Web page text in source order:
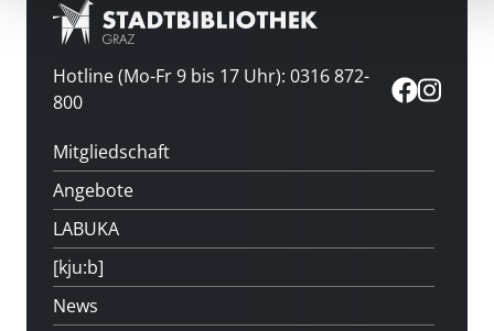
Hotline (Mo-Fr 9 bis 17 Uhr): 0316 872-
800
Mitgliedschaft
Angebote
LABUKA
[kju:b]
News